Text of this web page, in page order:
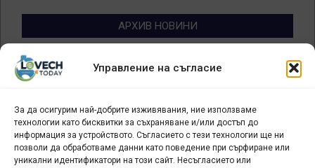
Управление на съгласие
За да осигурим най-добрите изживявания, ние използваме
технологии като бисквитки за съхраняване и/или достъп до
информация за устройството. Съгласието с тези технологии ще ни
позволи да обработваме данни като поведение при сърфиране или
уникални идентификатори на този сайт. Несъгласието или
АРХИВ НОВИНИ
Архив
новини
БИЗНЕС
Арт галерия "Мостове" – магазин за изкуство
СЕВЕРОЗАПАДА ИНФОРМАЦИОНЕН БИЗНЕС